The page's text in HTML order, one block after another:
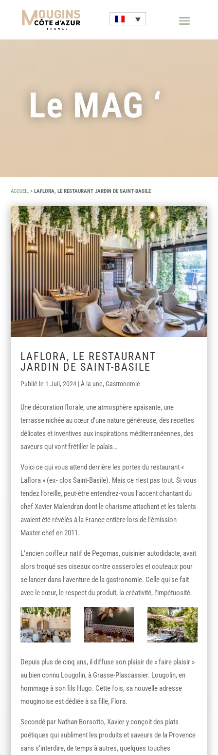
Le MAG ‘
ACCUEIL >LAFLORA, LE RESTAURANT JARDIN DE SAINT-BASILE
LAFLORA, LE RESTAURANT
JARDIN DE SAINT-BASILE
1 Juil, 2024 |À la une,Gastronomie
Une décoration florale, une atmosphère apaisante, une
terrasse nichée au cœur d’une nature généreuse, des recettes
délicates et inventives aux inspirations méditerranéennes, des
saveurs qui vont frétiller le palais…
Voici ce qui vous attend derrière les portes du restaurant «
Laflora » (ex- clos Saint-Basile). Mais ce n’est pas tout. Si vous
tendez l’oreille, peut-être entendrez-vous l’accent chantant du
chef Xavier Malendran dont le charisme attachant et les talents
avaient été révélés à la France entière lors de l’émission
Master chef en 2011.
L’ancien coiffeur natif de Pegomas, cuisinier autodidacte, avait
alors troqué ses ciseaux contre casseroles et couteaux pour
se lancer dans l’aventure de la gastronomie. Celle qui se fait
avec le cœur, le respect du produit, la créativité, l’impétuosité.
Depuis plus de cinq ans, il diffuse son plaisir de « faire plaisir »
au bien connu Lougolin, à Grasse-Plascassier. Lougolin, en
hommage à son fils Hugo. Cette fois, sa nouvelle adresse
mouginoise est dédiée à sa fille, Flora.
Secondé par Nathan Borsotto, Xavier y conçoit des plats
poétiques qui subliment les produits et saveurs de la Provence
sans s’interdire, de temps à autres, quelques touches